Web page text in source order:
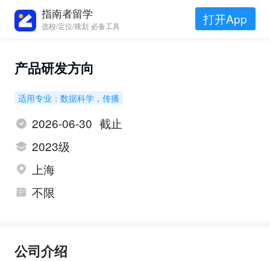
指南者留学
选校/定位/规划 必备工具 打开App
产品研发方向
适用专业：数据科学，传播
2026-06-30 截止
2023级
上海
不限
公司介绍